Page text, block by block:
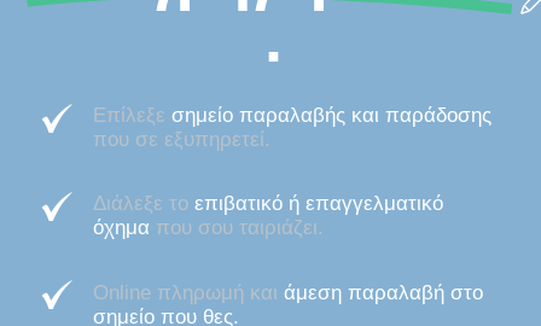
.
Επίλεξεσημείο παραλαβής και παράδοσης
που σε εξυπηρετεί.
Διάλεξε το επιβατικό ή επαγγελματικό
όχημα που σου ταιριάζει.
Online πληρωμή καιάμεση παραλαβή στο
σημείο που θες.